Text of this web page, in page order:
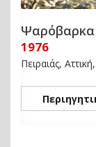
1976
Πειραιάς,